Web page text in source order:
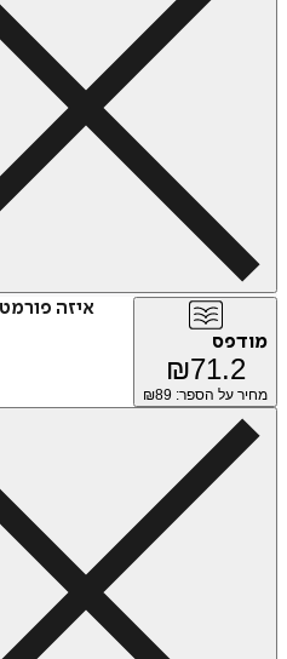
איזה
מודפס
₪71.2
מחיר על הספר: ₪ 89